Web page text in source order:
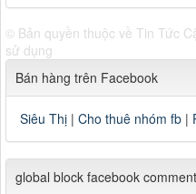
© Bản quyền thuộc về Tin Tức
sử dụng
Bán hàng trên Facebook
Siêu Thị | Cho thuê nhóm fb |
global block facebook